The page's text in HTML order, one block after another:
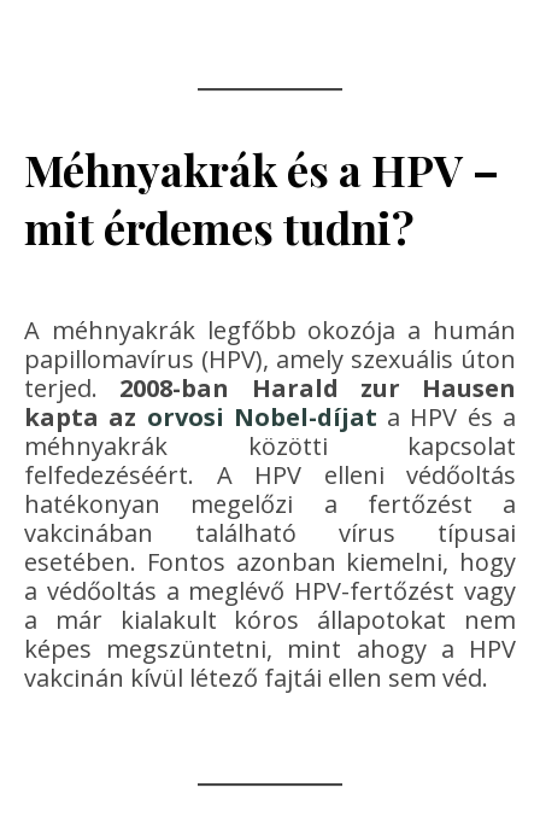
Méhnyakrák és a HPV –
mit érdemes tudni?
A méhnyakrák legfőbb okozója a humán
papillomavírus (HPV), amely szexuális úton
terjed. 2008-ban Harald zur Hausen
kapta az orvosi Nobel-díjat a HPV és a
méhnyakrák közötti kapcsolat
felfedezéséért. A HPV elleni védőoltás
hatékonyan megelőzi a fertőzést a
vakcinában található vírus típusai
esetében. Fontos azonban kiemelni, hogy
a védőoltás a meglévő HPV-fertőzést vagy
a már kialakult kóros állapotokat nem
képes megszüntetni, mint ahogy a HPV
vakcinán kívül létező fajtái ellen sem véd.